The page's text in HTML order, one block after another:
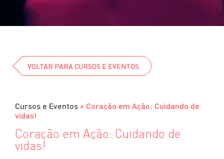
VOLTAR PARA CURSOS E EVENTOS
Cursos e Eventos > Coração em Ação: Cuidando de
vidas!
Coração em Ação: Cuidando de
vidas!